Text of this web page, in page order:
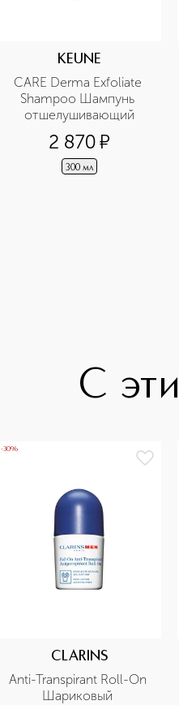
KEUNE
CARE Derma Exfoliate
Shampoo Шампунь
отшелушивающий
2 870¤
300 мл
С
-30%
CLARINS
Anti-Transpirant Roll-On
Шариковый